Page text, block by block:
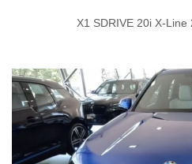
X1 SDRIVE 20i X-Line